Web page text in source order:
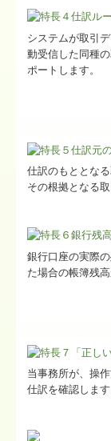
システムが取引
動受信した同種
ポートします。
仕訳のもととな
その根拠となる
銀行口座の実際
た場合の帳簿残
当事務所が、操
仕訳を確認しま